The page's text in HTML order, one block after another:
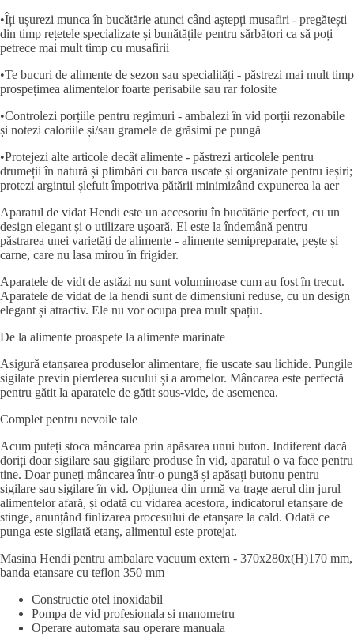
•Îți ușurezi munca în bucătărie atunci când aștepți musafiri - pregătești
din timp rețetele specializate și bunătățile pentru sărbători ca să poți
petrece mai mult timp cu musafirii
•Te bucuri de alimente de sezon sau specialități - păstrezi mai mult timp
prospețimea alimentelor foarte perisabile sau rar folosite
•Controlezi porțiile pentru regimuri - ambalezi în vid porții rezonabile
și notezi caloriile și/sau gramele de grăsimi pe pungă
•Protejezi alte articole decât alimente - păstrezi articolele pentru
drumeții în natură și plimbări cu barca uscate și organizate pentru ieșiri;
protezi argintul șlefuit împotriva pătării minimizând expunerea la aer
Aparatul de vidat Hendi este un accesoriu în bucătărie perfect, cu un
design elegant și o utilizare ușoară. El este la îndemână pentru
păstrarea unei varietăți de alimente - alimente semipreparate, pește și
carne, care nu lasa mirou în frigider.
Aparatele de vidt de astăzi nu sunt voluminoase cum au fost în trecut.
Aparatele de vidat de la hendi sunt de dimensiuni reduse, cu un design
elegant și atractiv. Ele nu vor ocupa prea mult spațiu.
De la alimente proaspete la alimente marinate
Asigură etanșarea produselor alimentare, fie uscate sau lichide. Pungile
sigilate previn pierderea sucului și a aromelor. Mâncarea este perfectă
pentru gătit la aparatele de gătit sous-vide, de asemenea.
Complet pentru nevoile tale
Acum puteți stoca mâncarea prin apăsarea unui buton. Indiferent dacă
doriți doar sigilare sau gigilare produse în vid, aparatul o va face pentru
tine. Doar puneți mâncarea într-o pungă și apăsați butonu pentru
sigilare sau sigilare în vid. Opțiunea din urmă va trage aerul din jurul
alimentelor afară, și odată cu vidarea acestora, indicatorul etanșare de
stinge, anunțând finlizarea procesului de etanșare la cald. Odată ce
punga este sigilată etanș, alimentul este protejat.
Masina Hendi pentru ambalare vacuum extern - 370x280x(H)170 mm,
banda etansare cu teflon 350 mm
Constructie otel inoxidabil
Pompa de vid profesionala si manometru
Operare automata sau operare manuala